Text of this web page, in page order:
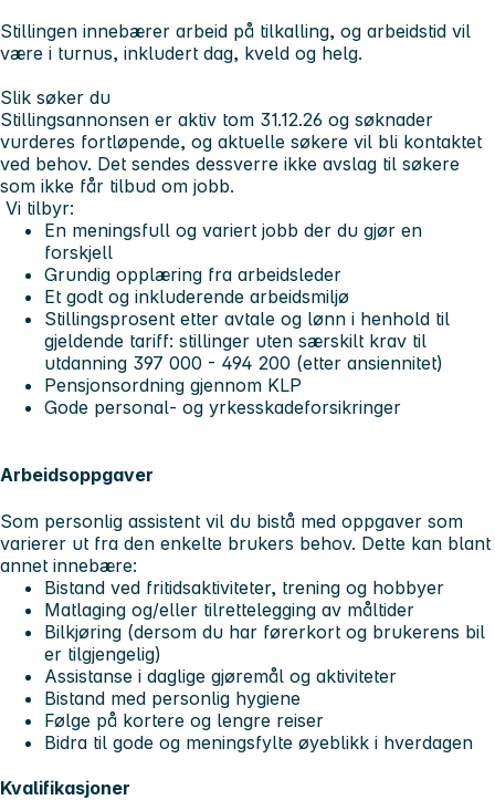
Stillingen innebærer arbeid på tilkalling, og arbeidstid vil
være i turnus, inkludert dag, kveld og helg.
Slik søker du
Stillingsannonsen er aktiv tom 31.12.26 og søknader
vurderes fortløpende, og aktuelle søkere vil bli kontaktet
ved behov. Det sendes dessverre ikke avslag til søkere
som ikke får tilbud om jobb.
Vi tilbyr:
En meningsfull og variert jobb der du gjør en
forskjell
Grundig opplæring fra arbeidsleder
Et godt og inkluderende arbeidsmiljø
Stillingsprosent etter avtale og lønn i henhold til
gjeldende tariff: stillinger uten særskilt krav til
utdanning 397 000 - 494 200 (etter ansiennitet)
Pensjonsordning gjennom KLP
Gode personal- og yrkesskadeforsikringer
Arbeidsoppgaver
Som personlig assistent vil du bistå med oppgaver som
varierer ut fra den enkelte brukers behov. Dette kan blant
annet innebære:
Bistand ved fritidsaktiviteter, trening og hobbyer
Matlaging og/eller tilrettelegging av måltider
Bilkjøring (dersom du har førerkort og brukerens bil
er tilgjengelig)
Assistanse i daglige gjøremål og aktiviteter
Bistand med personlig hygiene
Følge på kortere og lengre reiser
Bidra til gode og meningsfylte øyeblikk i hverdagen
Kvalifikasjoner